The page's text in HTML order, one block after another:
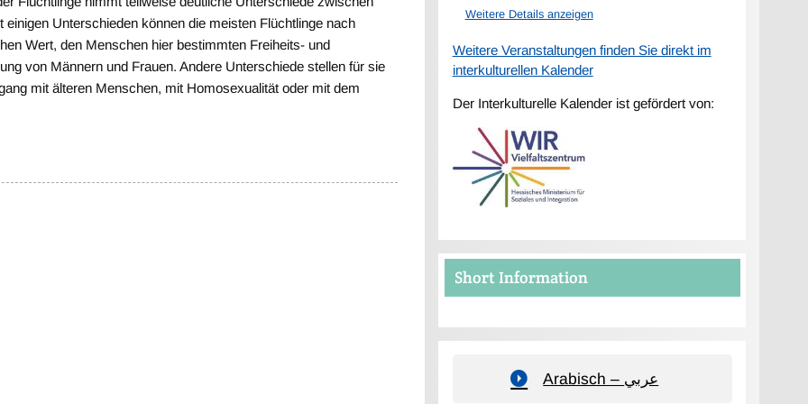
Unterschieden können die meisten Flüchtlinge nach
Wert, den Menschen hier bestimmten Freiheits- und
von Männern und Frauen. Andere Unterschiede stellen für sie
mit älteren Menschen, mit Homosexualität oder mit dem
Weitere Details anzeigen
Weitere Veranstaltungen finden Sie direkt im
interkulturellen Kalender
Der Interkulturelle Kalender ist gefördert von:
Short Information
Arabisch – عربي